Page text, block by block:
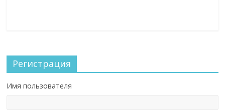
Регистрация
Имя пользователя